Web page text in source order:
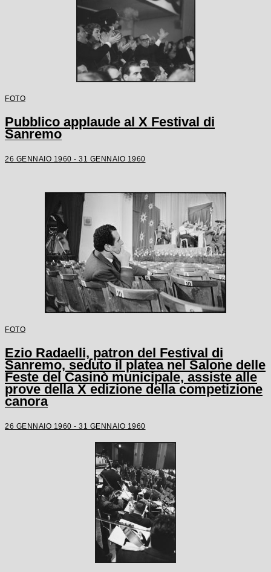
FOTO
Pubblico applaude al X Festival di
Sanremo
26 GENNAIO 1960 - 31 GENNAIO 1960
FOTO
Ezio Radaelli, patron del Festival di
Sanremo, seduto il platea nel Salone delle
Feste del Casinò municipale, assiste alle
prove della X edizione della competizione
canora
26 GENNAIO 1960 - 31 GENNAIO 1960